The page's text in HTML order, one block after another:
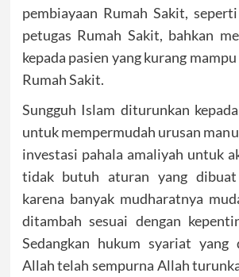
pembiayaan Rumah Sakit,
petugas Rumah Sakit, bahkan
kepada pasien yang kurang
Rumah Sakit.
Sungguh Islam diturunkan
untuk mempermudah urusan
investasi pahala amaliyah untuk
tidak butuh aturan yang
karena banyak mudharatnya
ditambah sesuai dengan
Sedangkan hukum syariat yang
Allah telah sempurna Allah